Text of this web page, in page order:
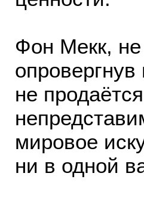
Фон Мекк, не
не
мировое
ни в одной